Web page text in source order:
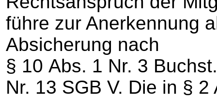
führe zur Anerkennung
Absicherung nach
§ 10 Abs. 1 Nr. 3
Nr. 13 SGB V. Die in §